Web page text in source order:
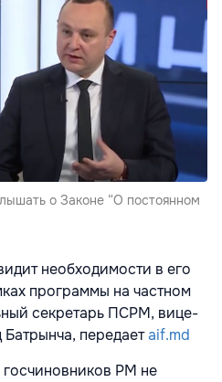
о Законе “О постоянном
необходимости в его
программы на частном
секретарь ПСРМ, вице-
передаетaif.md
госчиновников РМ не